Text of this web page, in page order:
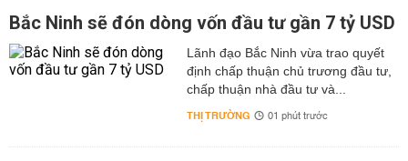
hiệu quả an toàn tại nhà mà bạn nên áp dụng ngay.
Các loại chất xơ từ rau quả, các loại rau nhiều nhớt làm
tăng cảm giác no, giúp kiểm soát được cân nặng trong
thời gian dài.
Bắc Ninh sẽ đón dòng vốn đầu tư gần 7 tỷ USD
Lãnh đạo Bắc Ninh vừa trao quyết
định chấp thuận chủ trương đầu tư,
chấp thuận nhà đầu tư và...
THỊ TRƯỜNG 01 phút trước